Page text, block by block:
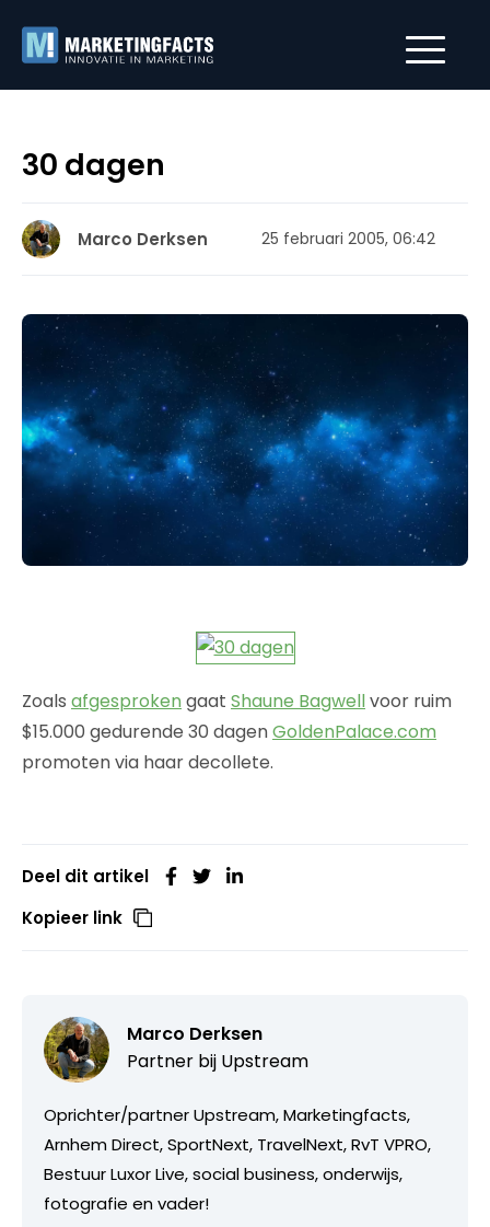
30 dagen
Marco Derksen 25 februari 2005, 06:42
Zoals afgesproken gaat Shaune Bagwellvoor ruim
$15.000 gedurende 30 dagenGoldenPalace.com
promoten via haar decollete.
Deel dit artikel
Kopieer link
Marco Derksen
Partner bij Upstream
Oprichter/partner Upstream, Marketingfacts,
Arnhem Direct, SportNext, TravelNext, RvT VPRO,
Bestuur Luxor Live, social business, onderwijs,
fotografie en vader!